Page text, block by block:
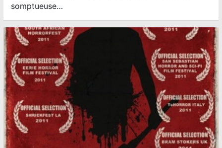
somptueuse…